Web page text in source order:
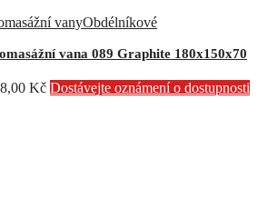
vanyObdélníkové
vana 089 Graphite 180x150x70
Kč Dostávejte oznámení o dostupnosti